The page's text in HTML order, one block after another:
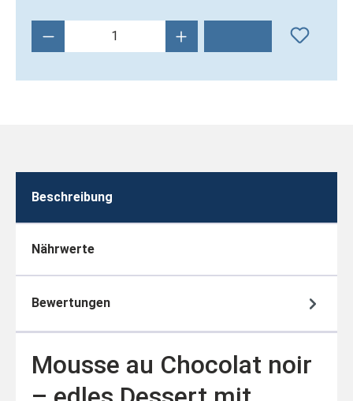
Produkt Anzahl: Gib den gewünschten
Beschreibung
Nährwerte
Bewertungen
Mousse au Chocolat noir